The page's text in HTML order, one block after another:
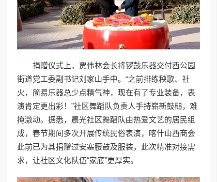
捐赠仪式上，贾伟林会长将锣鼓乐器交付西公园
街道党工委副书记刘家山手中。“之前排练秧歌、社
火，简易乐器总少点精气神，现在有了专业装备，表
演肯定更出彩！”社区舞蹈队负责人手持崭新鼓槌，难
掩激动。据悉，晨光社区舞蹈队由热爱文艺的居民组
成，春节期间多次开展传统民俗表演，喀什山西商会
此前已为其捐赠过安塞腰鼓及服装，此次精准对接需
求，让社区文化队伍“家底”更厚实。